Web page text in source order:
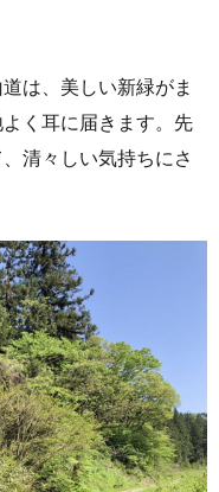
は、美しい新緑がま
く耳に届きます。先
清々しい気持ちにさ